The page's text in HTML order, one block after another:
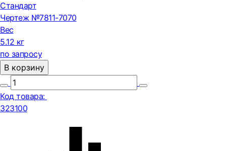
Стандарт
Чертеж №7811-7070
Вес
5.12 кг
по запросу
В корзину
Код товара:
323100